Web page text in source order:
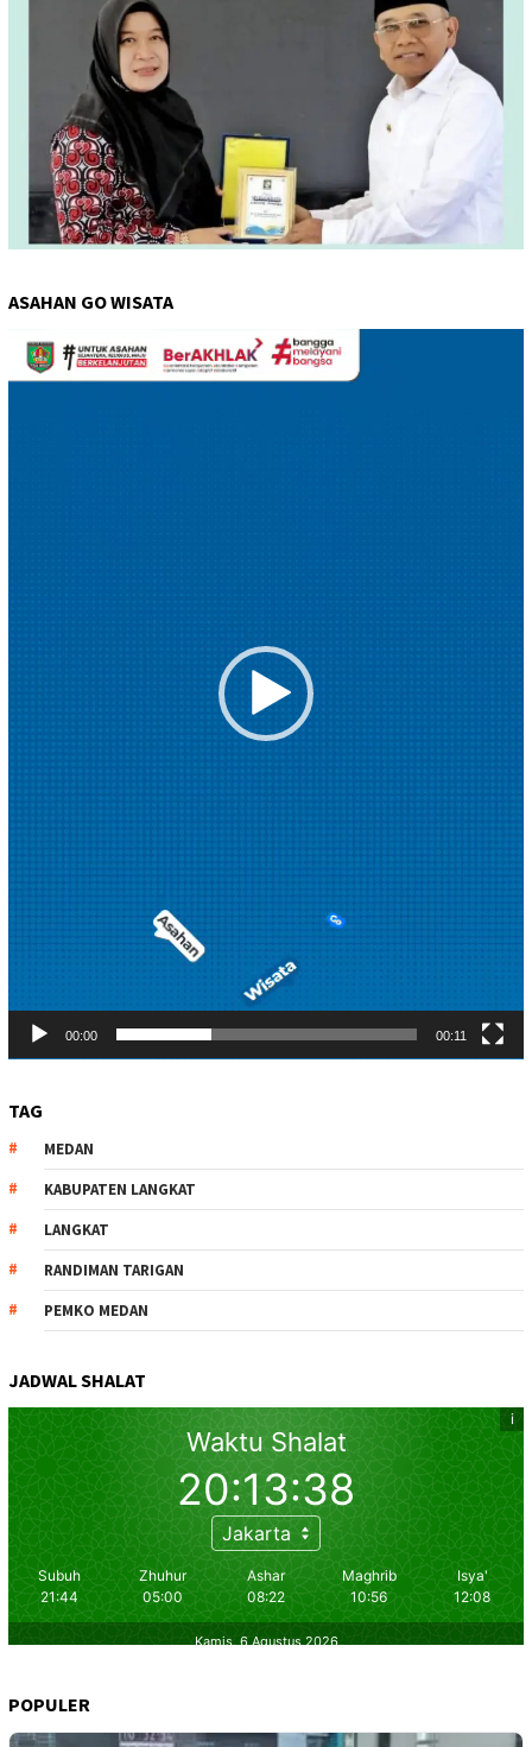
ASAHAN GO WISATA
Pemutar
Video
00:00 00:11
TAG
MEDAN
KABUPATEN LANGKAT
LANGKAT
RANDIMAN TARIGAN
PEMKO MEDAN
JADWAL SHALAT
POPULER